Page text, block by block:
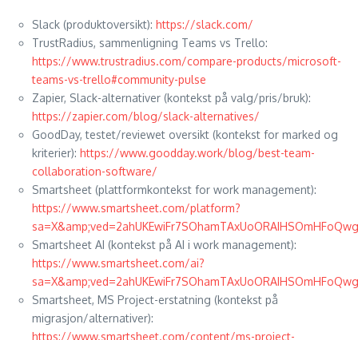
Slack (produktoversikt): https://slack.com/
TrustRadius, sammenligning Teams vs Trello:
https://www.trustradius.com/compare-products/microsoft-
teams-vs-trello#community-pulse
Zapier, Slack-alternativer (kontekst på valg/pris/bruk):
https://zapier.com/blog/slack-alternatives/
GoodDay, testet/reviewet oversikt (kontekst for marked og
kriterier): https://www.goodday.work/blog/best-team-
collaboration-software/
Smartsheet (plattformkontekst for work management):
https://www.smartsheet.com/platform?
Smartsheet AI (kontekst på AI i work management):
https://www.smartsheet.com/ai?
Smartsheet, MS Project-erstatning (kontekst på
migrasjon/alternativer):
https://www.smartsheet.com/content/ms-project-